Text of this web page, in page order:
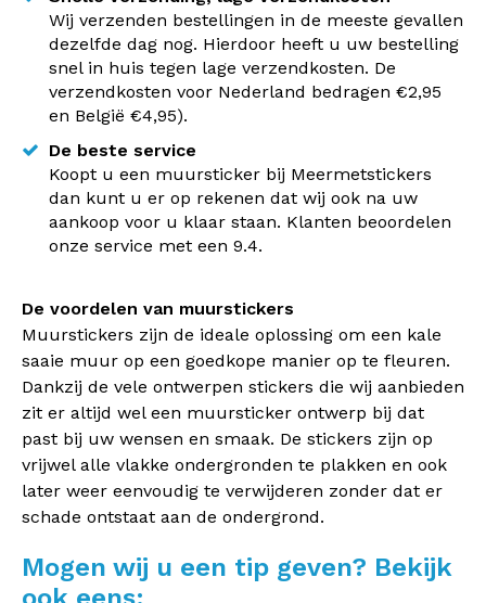
Wij verzenden bestellingen in de meeste gevallen
dezelfde dag nog. Hierdoor heeft u uw bestelling
snel in huis tegen lage verzendkosten. De
verzendkosten voor Nederland bedragen €2,95
en België €4,95).
De beste service
Koopt u een muursticker bij Meermetstickers
dan kunt u er op rekenen dat wij ook na uw
aankoop voor u klaar staan. Klanten beoordelen
onze service met een 9.4.
De voordelen van muurstickers
Muurstickers zijn de ideale oplossing om een kale
saaie muur op een goedkope manier op te fleuren.
Dankzij de vele ontwerpen stickers die wij aanbieden
zit er altijd wel een muursticker ontwerp bij dat
past bij uw wensen en smaak. De stickers zijn op
vrijwel alle vlakke ondergronden te plakken en ook
later weer eenvoudig te verwijderen zonder dat er
schade ontstaat aan de ondergrond.
Mogen wij u een tip geven? Bekijk